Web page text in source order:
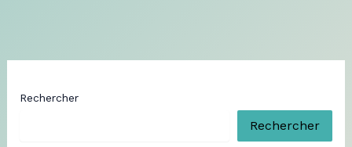
Rechercher
Rechercher